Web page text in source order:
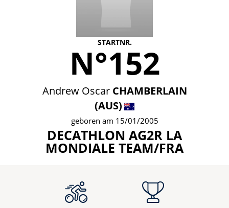
STARTNR.
N°152
Andrew Oscar CHAMBERLAIN
(AUS)
geboren am 15/01/2005
DECATHLON AG2R LA
MONDIALE TEAM/FRA